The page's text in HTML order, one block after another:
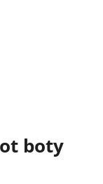
boty